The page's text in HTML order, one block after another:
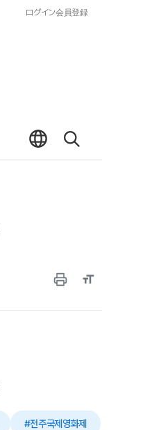
ログイン会員登録
#전주국제영화제